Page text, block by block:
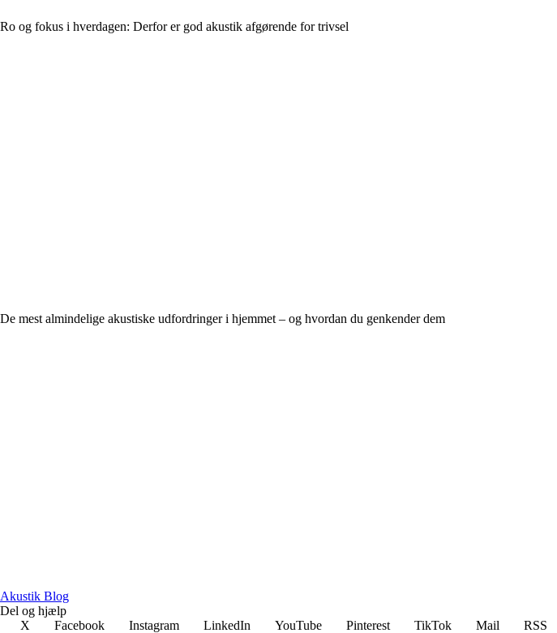
Ro og fokus i hverdagen: Derfor er god akustik afgørende for trivsel
De mest almindelige akustiske udfordringer i hjemmet – og hvordan du genkender dem
Akustik Blog
Del og hjælp
X
Facebook Instagram LinkedIn YouTube Pinterest TikTok Mail
RSS